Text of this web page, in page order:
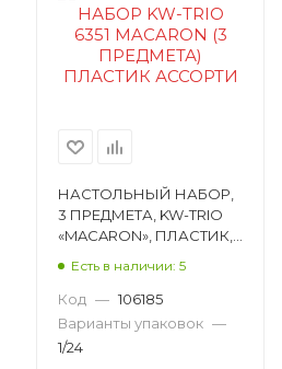
НАСТОЛЬНЫЙ НАБОР,
3 ПРЕДМЕТА, KW-TRIO
«MACARON», ПЛАСТИК,
Есть в наличии: 5
Код — 106185
Варианты упаковок —
1/24